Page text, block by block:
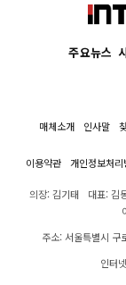
주요뉴스
매체소개 인사말
이용약관 개인정보처리
의장: 김기태 대표: 김
주소: 서울특별시
인터